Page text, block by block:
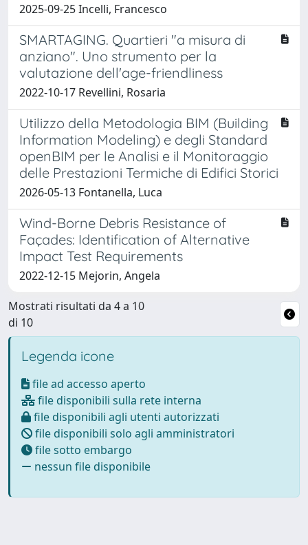
2025-09-25 Incelli, Francesco
SMARTAGING. Quartieri "a misura di
anziano". Uno strumento per la
valutazione dell'age-friendliness
2022-10-17 Revellini, Rosaria
Utilizzo della Metodologia BIM (Building
Information Modeling) e degli Standard
openBIM per le Analisi e il Monitoraggio
delle Prestazioni Termiche di Edifici Storici
2026-05-13 Fontanella, Luca
Wind-Borne Debris Resistance of
Façades: Identification of Alternative
Impact Test Requirements
2022-12-15 Mejorin, Angela
Mostrati risultati da 4 a 10
di 10
Legenda icone
file ad accesso aperto
file disponibili sulla rete interna
file disponibili agli utenti autorizzati
file disponibili solo agli amministratori
file sotto embargo
nessun file disponibile